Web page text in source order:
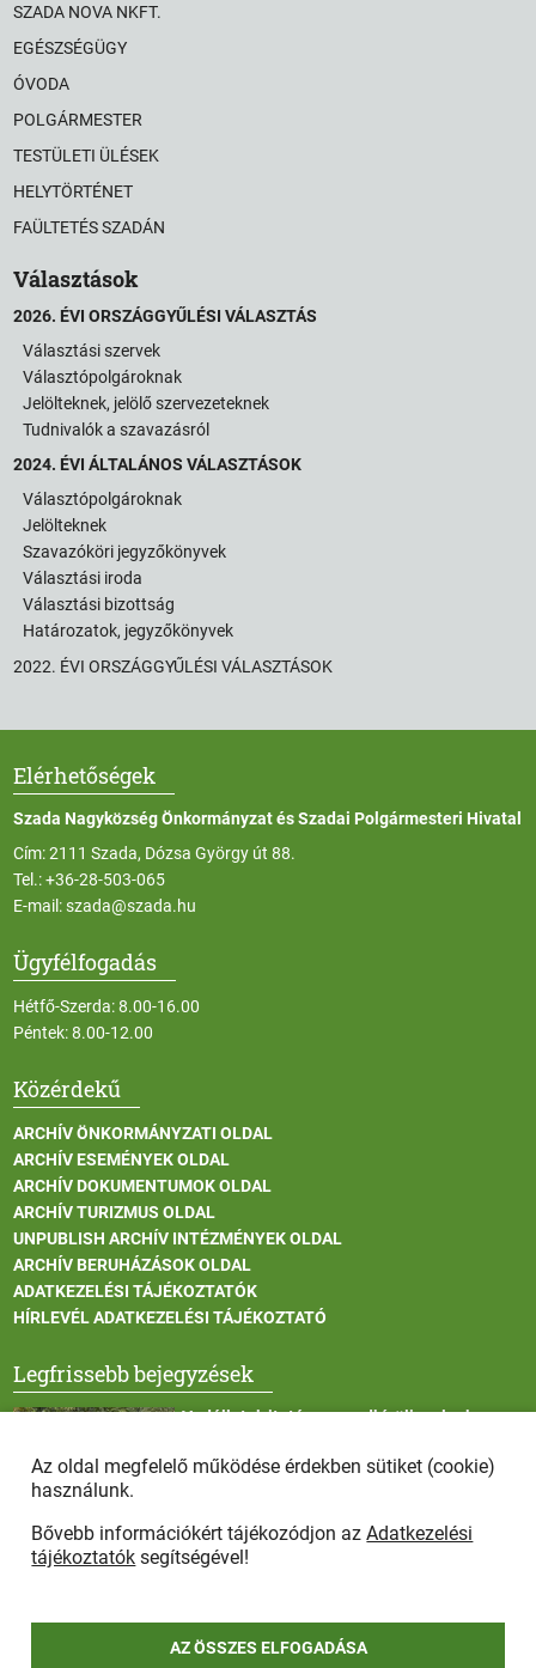
SZADA NOVA NKFT.
EGÉSZSÉGÜGY
ÓVODA
POLGÁRMESTER
TESTÜLETI ÜLÉSEK
HELYTÖRTÉNET
FAÜLTETÉS SZADÁN
Választások
2026. ÉVI ORSZÁGGYŰLÉSI VÁLASZTÁS
Választási szervek
Választópolgároknak
Jelölteknek, jelölő szervezeteknek
Tudnivalók a szavazásról
2024. ÉVI ÁLTALÁNOS VÁLASZTÁSOK
Választópolgároknak
Jelölteknek
Szavazóköri jegyzőkönyvek
Választási iroda
Választási bizottság
Határozatok, jegyzőkönyvek
2022. ÉVI ORSZÁGGYŰLÉSI VÁLASZTÁSOK
Elérhetőségek
Szada Nagyközség Önkormányzat és Szadai Polgármesteri Hivatal
Cím: 2111 Szada, Dózsa György út 88.
Tel.:+36-28-503-065
E-mail:szada@szada.hu
Ügyfélfogadás
Hétfő-Szerda: 8.00-16.00
Péntek: 8.00-12.00
Közérdekű
ARCHÍV ÖNKORMÁNYZATI OLDAL
ARCHÍV ESEMÉNYEK OLDAL
ARCHÍV DOKUMENTUMOK OLDAL
ARCHÍV TURIZMUS OLDAL
UNPUBLISH ARCHÍV INTÉZMÉNYEK OLDAL
ARCHÍV BERUHÁZÁSOK OLDAL
ADATKEZELÉSI TÁJÉKOZTATÓK
HÍRLEVÉL ADATKEZELÉSI TÁJÉKOZTATÓ
Legfrissebb bejegyzések
Vadállatok itatása a rendkívüli melegben
Afrikai sertéspestis - kérések a lakosság felé
Az oldal megfelelő működése érdekben sütiket (cookie)
használunk.
Bővebb információkért tájékozódjon azAdatkezelési
tájékoztatók segítségével!
AZ ÖSSZES ELFOGADÁSA